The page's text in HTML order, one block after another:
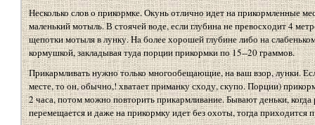
Несколько слов о прикормке. Окунь отлично идет на прикормленные
маленький мотыль. В стоячей воде, если глубина не превосходит 4
щепотки мотыля в лунку. Ha более хорошей глубине либо на
кормушкой, закладывая туда порции прикормки по 15--20 граммов.
Прикармливать нужно только многообещающие, на ваш взор, лунки.
месте, то он, обычно,! хватает приманку сходу, скупо. Порции)
2 часа, потом можно повторить прикармливание. Бывают деньки, когда
перемещается и даже на прикормку идет без охоты, тогда приходится